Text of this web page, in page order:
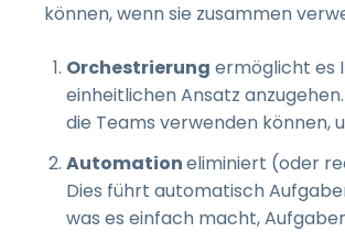
können, wenn sie zusammen
Orchestrierung ermöglicht es
einheitlichen Ansatz
die Teams verwenden können,
Automationeliminiert (oder
Dies führt automatisch
was es einfach macht,